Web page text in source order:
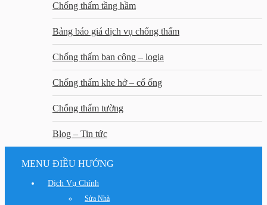
Chống thấm tầng hầm
Bảng báo giá dịch vụ chống thấm
Chống thấm ban công – logia
Chống thấm khe hở – cổ ống
Chống thấm tường
Blog – Tin tức
MENU ĐIỀU HƯỚNG
Dịch Vụ Chính
Sửa Nhà